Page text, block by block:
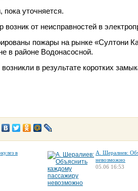
уточняется.
от неисправностей в
пожары на рынке «Султони
в районе Водонасосной.
в результате коротких
в
А. Шералиев:
невозможно
05.06 16:53